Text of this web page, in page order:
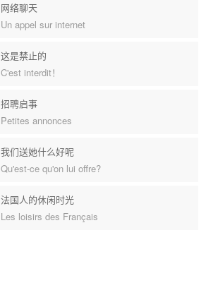
网络聊天
Un appel sur internet
这是禁止的
C'est interdit！
招聘启事
Petites annonces
我们送她什么好呢
Qu'est-ce qu'on lui offre?
法国人的休闲时光
Les loisirs des Français